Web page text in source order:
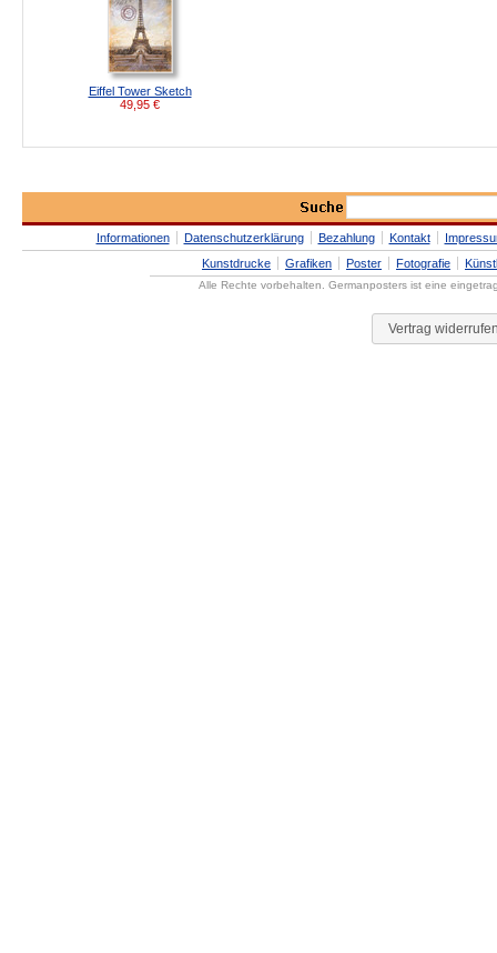
Eiffel Tower Sketch
49,95 €
Informationen Datenschutzerklärung Bezahlung Kontakt
Kunstdrucke
Grafiken Poster Fotografie
Alle Rechte vorbehalten. Germanposters ist eine
Vertrag